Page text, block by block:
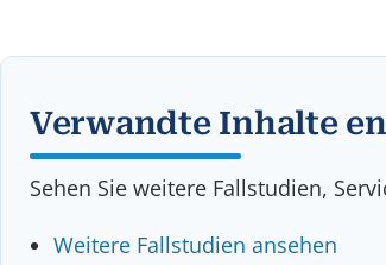
Verwandte Inhalte
Sehen Sie weitere Fallstudien,
Weitere Fallstudien ansehen